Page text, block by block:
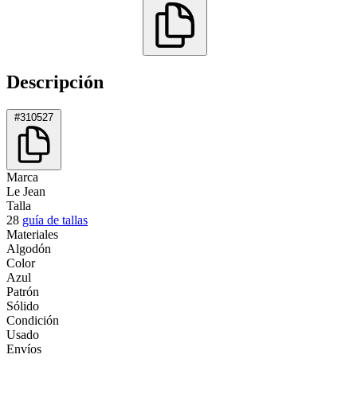
Descripción
#310527
Marca
Le Jean
Talla
28 guía de tallas
Materiales
Algodón
Color
Azul
Patrón
Sólido
Condición
Usado
Envíos